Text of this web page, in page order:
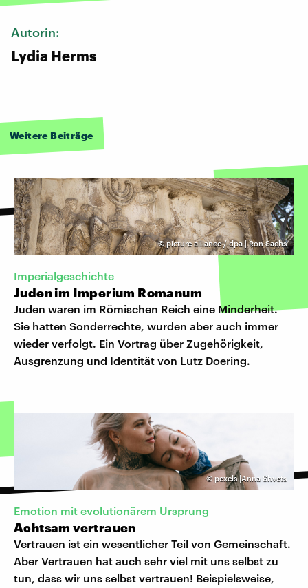
Autorin:
Lydia Herms
Weitere Beiträge
©picture alliance / dpa | Ron Sachs
Imperialgeschichte
Juden im Imperium Romanum
Juden waren im Römischen Reich eine Minderheit.
Sie hatten Sonderrechte, wurden aber auch immer
wieder verfolgt. Ein Vortrag über Zugehörigkeit,
Ausgrenzung und Identität von Lutz Doering.
© pexels |Anna Shvets
Emotion mit evolutionärem Ursprung
Achtsam vertrauen
Vertrauen ist ein wesentlicher Teil von Gemeinschaft.
Aber Vertrauen hat auch sehr viel mit uns selbst zu
tun, dass wir uns selbst vertrauen! Beispielsweise,